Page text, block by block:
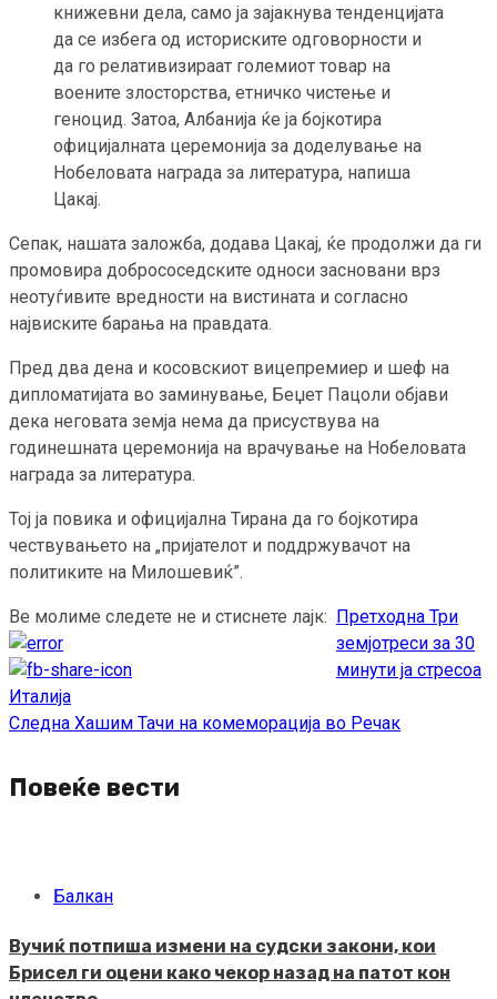
книжевни дела, само ја зајакнува тенденцијата
да се избега од историските одговорности и
да го релативизираат големиот товар на
воените злосторства, етничко чистење и
геноцид. Затоа, Албанија ќе ја бојкотира
официјалната церемонија за доделување на
Нобеловата награда за литература, напиша
Цакај.
Сепак, нашата заложба, додава Цакај, ќе продолжи да ги
промовира добрососедските односи засновани врз
неотуѓивите вредности на вистината и согласно
највиските барања на правдата.
Пред два дена и косовскиот вицепремиер и шеф на
дипломатијата во заминување, Беџет Пацоли објави
дека неговата земја нема да присуствува на
годинешната церемонија на врачување на Нобеловата
награда за литература.
Тој ја повика и официјална Тирана да го бојкотира
чествувањето на „пријателот и поддржувачот на
политиките на Милошевиќ”.
Ве молиме следете не и стиснете лајк:
Continue
Reading
Претходна Три
земјотреси за 30
минути ја стресоа
Италија
Следна Хашим Тачи на комеморација во Речак
Повеќе вести
Балкан
Вучиќ потпиша измени на судски закони, кои
Брисел ги оцени како чекор назад на патот кон